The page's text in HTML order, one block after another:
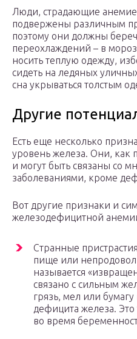
Люди, страдающие
подвержены различным
поэтому они должны
переохлаждений – в
носить теплую одежду,
сидеть на ледяных
сна укрываться толстым
Другие
Есть еще несколько
уровень железа. Они, как
и могут быть связаны со
заболеваниями, кроме
Вот другие признаки и
железодефицитной
Странные
пище или
называется
связано с сильным
грязь, мел или
дефицита железа.
во время